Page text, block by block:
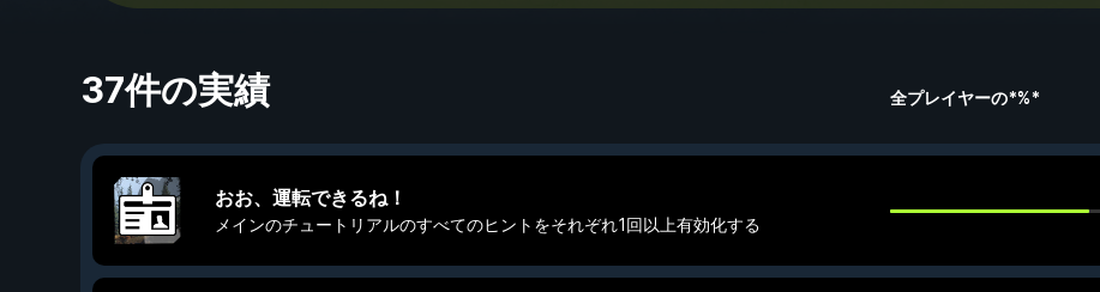
37件の実績 全プレイヤーの*%*
おお、運転できるね！
メインのチュートリアルのすべてのヒントをそれぞれ1回以上有効化する